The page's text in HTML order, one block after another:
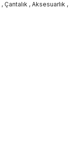
, Çantalık , Aksesuarlık ,